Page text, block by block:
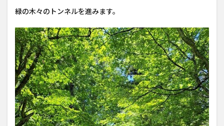
緑の木々のトンネルを進みます。